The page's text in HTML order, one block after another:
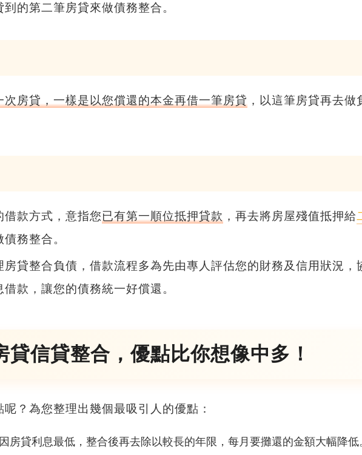
的第二筆房貸來做債務整合。
次房貸，一樣是以您償還的本金再借一筆房貸 ，以這筆房貸再去做
款方式，意指您已有第一順位抵押貸款 ，再去將房屋殘值抵押給
務整合。
房貸整合負債，借款流程多為先由專人評估您的財務及信用狀況，
款，讓您的債務統一好償還。
貸信貸整合，優點比你想像中多！
？為您整理出幾個最吸引人的優點：
房貸利息最低，整合後再去除以較長的年限，每月要攤還的金額大幅降低